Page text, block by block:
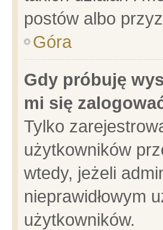
postów albo
Góra
Gdy próbuję
mi się
Tylko
użytkowników
wtedy, jeżeli
nieprawidłowym
użytkowników.